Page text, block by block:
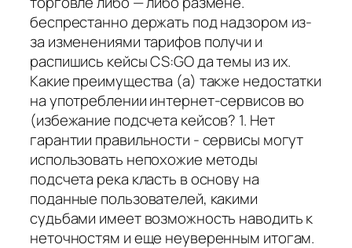
беспрестанно держать под надзором из-
за изменениями тарифов получи и
распишись кейсы CS:GO да темы из их.
Какие преимущества (а) также недостатки
на употреблении интернет-сервисов во
(избежание подсчета кейсов? 1. Нет
гарантии правильности - сервисы могут
использовать непохожие методы
подсчета река класть в основу на
поданные пользователей, какими
судьбами имеет возможность наводить к
неточностям и еще неуверенным итогам.